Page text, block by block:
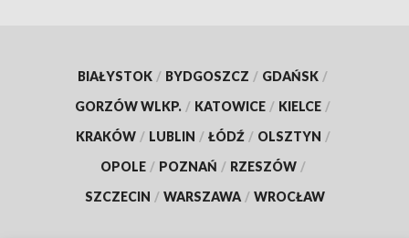
BIAŁYSTOK / BYDGOSZCZ / GDAŃSK /
GORZÓW WLKP. / KATOWICE / KIELCE /
KRAKÓW / LUBLIN / ŁÓDŹ / OLSZTYN /
OPOLE / POZNAŃ / RZESZÓW /
SZCZECIN / WARSZAWA / WROCŁAW